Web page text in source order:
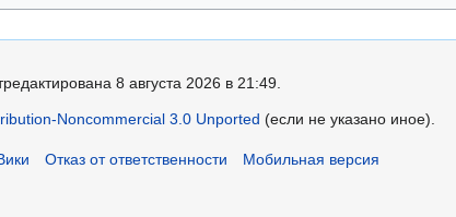
8 августа 2026 в 21:49.
Noncommercial 3.0 Unported (если не указано иное).
Отказ от ответственности Мобильная версия